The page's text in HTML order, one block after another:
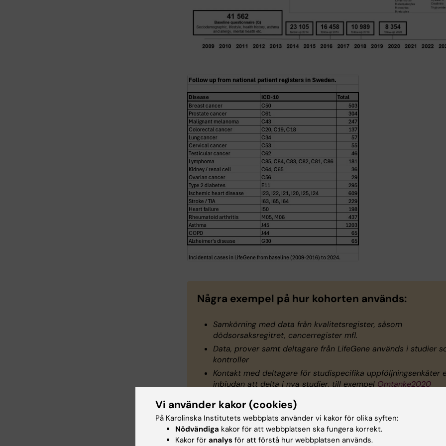
Några exempel på hur kohorten används:
Samkörning med data från kvalitetsregister, såsom
dödsorsaksregitret, cancerregister mfl.
Data, prover samt deltagare från LifeGene används i studier
kontroller
Kontakt med deltagare för studispecifika uppföljningsenkäter
inbjudan att delta i nya studier, till exempel Omtanke2020
En resurs för framtiden
Vi använder kakor (cookies)
På Karolinska Institutets webbplats använder vi kakor för olika syften:
Nödvändiga kakor för att webbplatsen ska fungera korrekt.
Kakor för analys för att förstå hur webbplatsen används.